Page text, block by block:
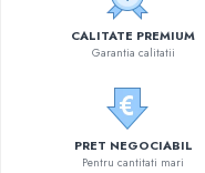
CALITATE PREMIUM
Garantia calitatii
PRET NEGOCIABIL
Pentru cantitati mari